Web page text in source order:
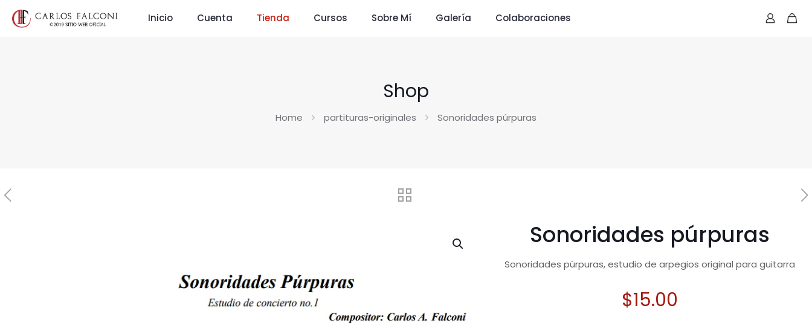
Inicio Cuenta Tienda Cursos Sobre Mí Galería Colaboraciones
Shop
Home partituras-originales Sonoridades púrpuras
Sonoridades púrpuras
Sonoridades púrpuras, estudio de arpegios original para guitarra
$15.00